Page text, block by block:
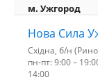
м. Ужгород
Нова Сила
Східна, б/н
пн-пт: 9:00 –
14:00